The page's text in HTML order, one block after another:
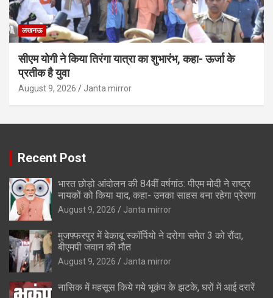
लखनऊ
सीएम योगी ने किया तिरंगा यात्रा का शुभारंभ, कहा- ऊर्जा के
प्रतीक है युवा
August 9, 2026 Janta mirror
Recent Post
भारत छोड़ो आंदोलन की 84वीं वर्षगांठ: पीएम मोदी ने राष्ट्र
नायकों को किया याद, कहा- उनका साहस बना रहेगा प्रेरणा
August 9, 2026 Janta mirror
मुजफ्फरपुर में बेकाबू स्कॉर्पियो ने दरोगा समेत 3 को रौंदा,
बीएमपी जवान की मौत
August 9, 2026 Janta mirror
नासिक में महसूस किये गये भूकंप के झटके, घरों में आई दरारें